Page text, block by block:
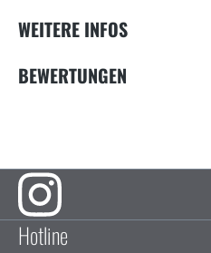
WEITERE INFOS
BEWERTUNGEN
Hotline